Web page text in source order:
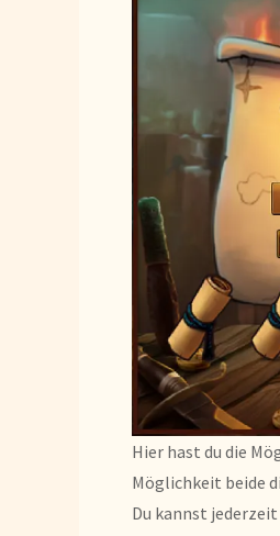
Hier hast du die
Möglichkeit beide
Du kannst